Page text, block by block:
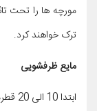
مورچه ها را تحت
ترک خواهند کرد.
مایع ظرفشویی